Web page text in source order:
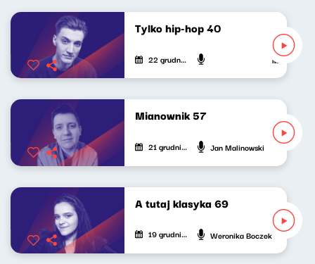
Tylko hip-hop 40
22 grudnia 2024 Mateusz
Mianownik 57
21 grudnia 2024 Jan Malinowski
A tutaj klasyka 69
19 grudnia 2024 Weronika Boczek